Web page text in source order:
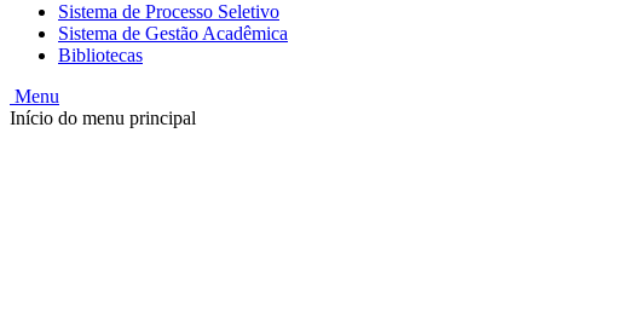
Sistema de Processo Seletivo
Sistema de Gestão Acadêmica
Bibliotecas
Menu
Início do menu principal